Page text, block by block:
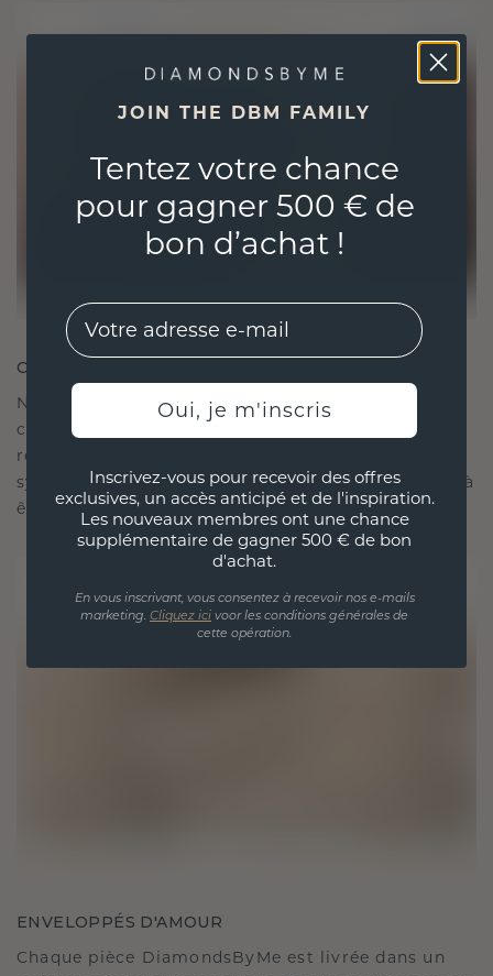
CRÉÉ POUR LA CONNEXION
Notre philosophie en matière de design est de
créer des liens, chaque pièce étant conçue pour
résister à l'épreuve du temps. Elle devient votre
symbole d'amour et de moments chéris, destinée à
être portée et chérie pour toujours.
ENVELOPPÉS D'AMOUR
Chaque pièce DiamondsByMe est livrée dans un
JOIN THE DBM FAMILY
Tentez votre chance
pour gagner 500 € de
bon d’achat !
EMail
Oui, je m'inscris
Inscrivez-vous pour recevoir des offres
exclusives, un accès anticipé et de l'inspiration.
Les nouveaux membres ont une chance
supplémentaire de gagner 500 € de bon
d'achat.
En vous inscrivant, vous consentez à recevoir nos e-mails
marketing. Cliquez ici voor les conditions générales de
cette opération.